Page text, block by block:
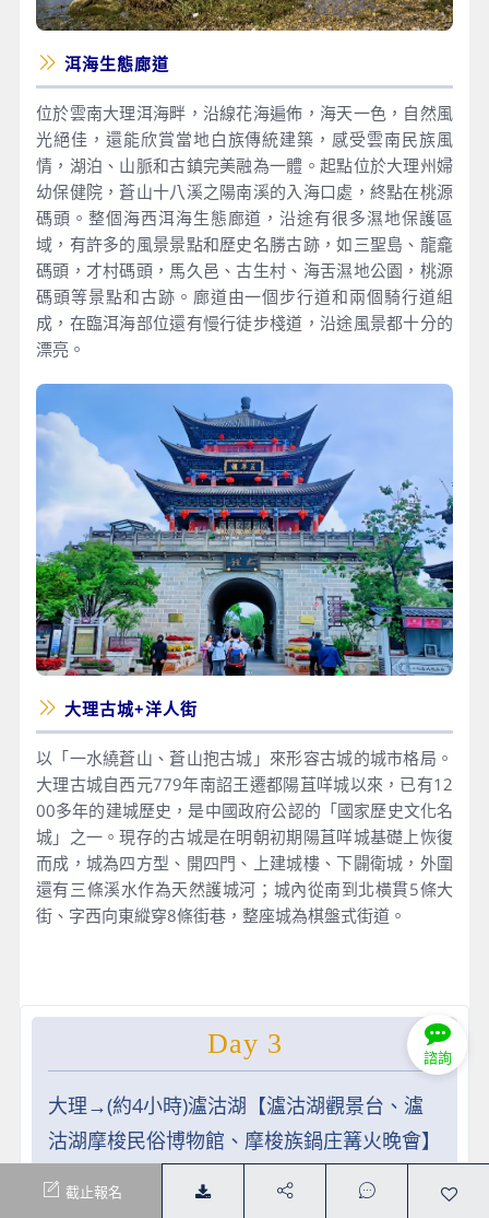
截止報名
洱海生態廊道
位於雲南大理洱海畔，沿線花海遍佈，海天一色，自然風
光絕佳，還能欣賞當地白族傳統建築，感受雲南民族風
情，湖泊、山脈和古鎮完美融為一體。起點位於大理州婦
幼保健院，蒼山十八溪之陽南溪的入海口處，終點在桃源
碼頭。整個海西洱海生態廊道，沿途有很多濕地保護區
域，有許多的風景景點和歷史名勝古跡，如三聖島、龍龕
碼頭，才村碼頭，馬久邑、古生村、海舌濕地公園，桃源
碼頭等景點和古跡。廊道由一個步行道和兩個騎行道組
成，在臨洱海部位還有慢行徒步棧道，沿途風景都十分的
漂亮。
大理古城+洋人街
以「一水繞蒼山、蒼山抱古城」來形容古城的城市格局。
大理古城自西元779年南詔王遷都陽苴咩城以來，已有12
00多年的建城歷史，是中國政府公認的「國家歷史文化名
城」之一。現存的古城是在明朝初期陽苴咩城基礎上恢復
而成，城為四方型、開四門、上建城樓、下闢衛城，外圍
還有三條溪水作為天然護城河；城內從南到北橫貫5條大
街、字西向東縱穿8條街巷，整座城為棋盤式街道。
Day 3
大理→(約4小時)瀘沽湖【瀘沽湖觀景台、瀘
沽湖摩梭民俗博物館、摩梭族鍋庄篝火晚會】
早餐：酒店內用
諮詢